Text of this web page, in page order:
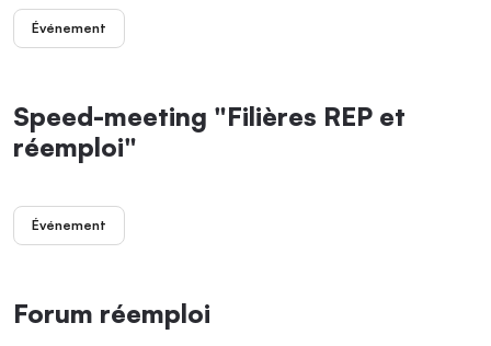
Événement
Speed-meeting "Filières REP et
réemploi"
Événement
Forum réemploi